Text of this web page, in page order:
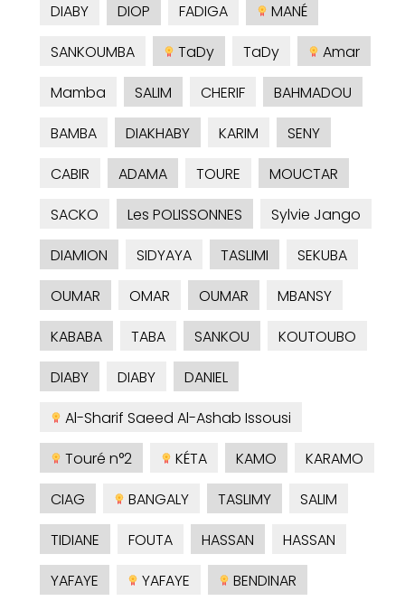
DIABY
DIOP FADIGA
MANÉ
SANKOUMBA
TaDy TaDy
Amar
Mamba
SALIM CHERIF
BAHMADOU
BAMBA
DIAKHABY KARIM
SENY
CABIR
ADAMA TOURE
MOUCTAR
SACKO
Les POLISSONNES
Sylvie Jango
DIAMION
SIDYAYA TASLIMI
SEKUBA
OUMAR
OMAR OUMAR
MBANSY
KABABA
TABA SANKOU
KOUTOUBO
DIABY
DIABY
DANIEL
Al-Sharif Saeed Al-Ashab Issousi
Touré n°2
KÉTA KAMO
KARAMO
CIAG
BANGALY TASLIMY
SALIM
TIDIANE
FOUTA HASSAN
HASSAN
YAFAYE
YAFAYE
BENDINAR